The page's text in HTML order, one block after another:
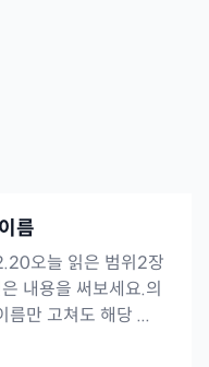
름
오늘 읽은 범위2장
내용을 써보세요.의
름만 고쳐도 해당 ...